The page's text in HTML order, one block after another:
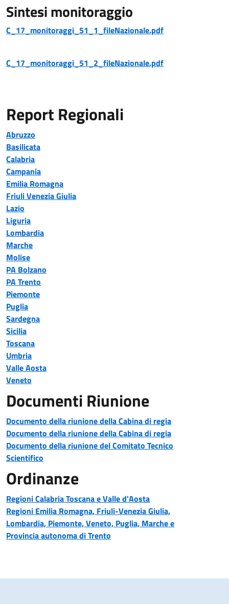
Sintesi monitoraggio
C_17_monitoraggi_51_1_fileNazionale.pdf
C_17_monitoraggi_51_2_fileNazionale.pdf
Report Regionali
Abruzzo
Basilicata
Calabria
Campania
Emilia Romagna
Friuli Venezia Giulia
Lazio
Liguria
Lombardia
Marche
Molise
PA Bolzano
PA Trento
Piemonte
Puglia
Sardegna
Sicilia
Toscana
Umbria
Valle Aosta
Veneto
Documenti Riunione
Documento della riunione della Cabina di regia
Documento della riunione della Cabina di regia
Documento della riunione del Comitato Tecnico
Scientifico
Ordinanze
Regioni Calabria Toscana e Valle d'Aosta
Regioni Emilia Romagna, Friuli-Venezia Giulia,
Lombardia, Piemonte, Veneto, Puglia, Marche e
Provincia autonoma di Trento